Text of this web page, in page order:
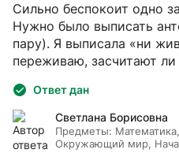
Сильно беспокоит одно
Нужно было выписать
пару). Я выписала «ни
переживаю, засчитают ли
Ответ дан
Светлана Борисовна
Предметы:
Окружающий мир,